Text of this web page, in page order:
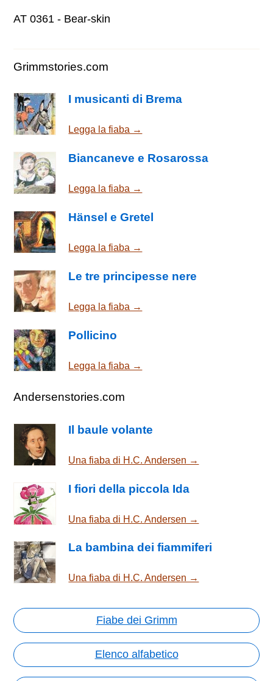
AT 0361 - Bear-skin
Grimmstories.com
I musicanti di Brema
Legga la fiaba →
Biancaneve e Rosarossa
Legga la fiaba →
Hänsel e Gretel
Legga la fiaba →
Le tre principesse nere
Legga la fiaba →
Pollicino
Legga la fiaba →
Andersenstories.com
Il baule volante
Una fiaba di H.C. Andersen →
I fiori della piccola Ida
Una fiaba di H.C. Andersen →
La bambina dei fiammiferi
Una fiaba di H.C. Andersen →
Fiabe dei Grimm
Elenco alfabetico